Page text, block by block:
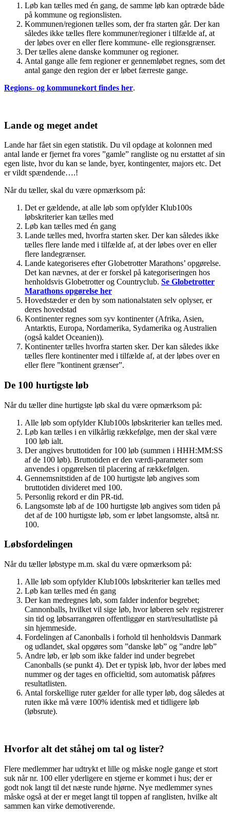
Løb kan tælles med én gang, de samme løb kan optræde både
på kommune og regionslisten.
Kommunen/regionen tælles som, der fra starten går. Der kan
således ikke tælles flere kommuner/regioner i tilfælde af, at
der løbes over en eller flere kommune- elle regionsgrænser.
Der tælles alene danske kommuner og regioner.
Antal gange alle fem regioner er gennemløbet regnes, som det
antal gange den region der er løbet færreste gange.
Regions- og kommunekort findes her.
Lande og meget andet
Lande har fået sin egen statistik. Du vil opdage at kolonnen med
antal lande er fjernet fra vores ”gamle” rangliste og nu erstattet af sin
egen liste, hvor du kan se lande, byer, kontingenter, majors etc. Det
er vildt spændende….!
Når du tæller, skal du være opmærksom på:
Det er gældende, at alle løb som opfylder Klub100s
løbskriterier kan tælles med
Løb kan tælles med én gang
Lande tælles med, hvorfra starten sker. Der kan således ikke
tælles flere lande med i tilfælde af, at der løbes over en eller
flere landegrænser.
Lande kategoriseres efter Globetrotter Marathons’ opgørelse.
Det kan nævnes, at der er forskel på kategoriseringen hos
henholdsvis Globetrotter og Countryclub. Se Globetrotter
Marathons opgørelse her
Hovedstæder er den by som nationalstaten selv oplyser, er
deres hovedstad
Kontinenter regnes som syv kontinenter (Afrika, Asien,
Antarktis, Europa, Nordamerika, Sydamerika og Australien
(også kaldet Oceanien)).
Kontinenter tælles hvorfra starten sker. Der kan således ikke
tælles flere kontinenter med i tilfælde af, at der løbes over en
eller flere ”kontinent grænser”.
De 100 hurtigste løb
Når du tæller dine hurtigste løb skal du være opmærksom på:
Alle løb som opfylder Klub100s løbskriterier kan tælles med.
Løb kan tælles i en vilkårlig rækkefølge, men der skal være
100 løb ialt.
Der angives bruttotiden for 100 løb (summen i HHH:MM:SS
af de 100 løb). Bruttotiden er den værdi-parameter som
anvendes i opgørelsen til placering af rækkefølgen.
Gennemsnitstiden af de 100 hurtigste løb angives som
bruttotiden divideret med 100.
Personlig rekord er din PR-tid.
Langsomste løb af de 100 hurtigste løb angives som tiden på
det af de 100 hurtigste løb, som er løbet langsomste, altså nr.
100.
Løbsfordelingen
Når du tæller løbstype m.m. skal du være opmærksom på:
Alle løb som opfylder Klub100s løbskriterier kan tælles med
Løb kan tælles med én gang
Der kan medregnes løb, som falder indenfor begrebet;
Cannonballs, hvilket vil sige løb, hvor løberen selv registrerer
sin tid og løbsarrangøren offentliggør en start/resultatliste på
sin hjemmeside.
Fordelingen af Canonballs i forhold til henholdsvis Danmark
og udlandet, skal opgøres som ”danske løb” og ”andre løb”
Andre løb, er løb som ikke falder ind under begrebet
Canonballs (se punkt 4). Det er typisk løb, hvor der løbes med
nummer og der tages en officieltid, som automatisk påføres
resultatlisten.
Antal forskellige ruter gælder for alle typer løb, dog således at
ruten ikke må være 100% identisk med et tidligere løb
(løbsrute).
Hvorfor alt det ståhej om tal og lister?
Flere medlemmer har udtrykt et lille og måske nogle gange et stort
suk når nr. 100 eller yderligere en stjerne er kommet i hus; der er
godt nok langt til det næste runde hjørne. Nye medlemmer synes
måske også at der er meget langt til toppen af ranglisten, hvilke alt
sammen kan virke demotiverende.